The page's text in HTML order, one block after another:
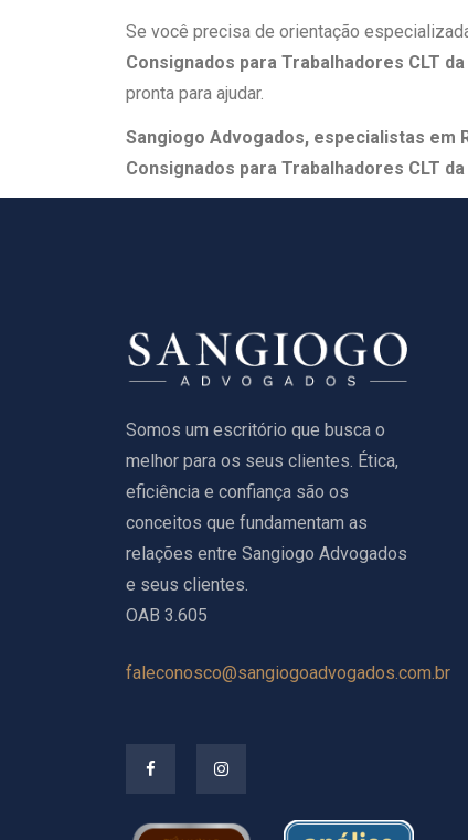
Se você precisa de orientação
Consignados para Trabalhadores CLT
pronta para ajudar.
Sangiogo Advogados, especialistas em
Consignados para Trabalhadores CLT
Somos um escritório que busca o
melhor para os seus clientes. Ética,
eficiência e confiança são os
conceitos que fundamentam as
relações entre Sangiogo Advogados
e seus clientes.
OAB 3.605
faleconosco@sangiogoadvogados.com.br